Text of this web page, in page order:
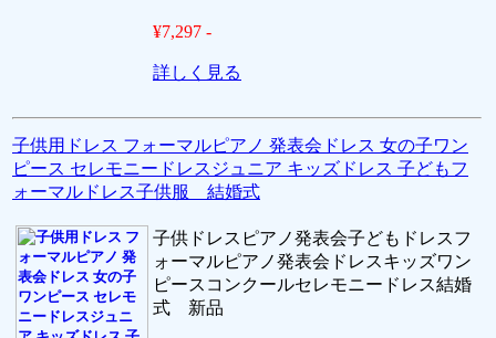
¥7,297 -
詳しく見る
子供用ドレス フォーマルピアノ 発表会ドレス 女の子ワン
ピース セレモニードレスジュニア キッズドレス 子どもフ
ォーマルドレス子供服 結婚式
子供ドレスピアノ発表会子どもドレスフ
ォーマルピアノ発表会ドレスキッズワン
ピースコンクールセレモニードレス結婚
式 新品